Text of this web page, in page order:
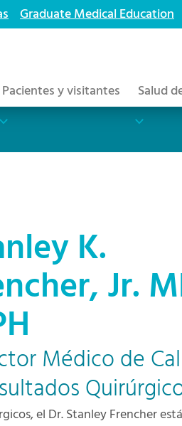
Pacientes y visitantes Salud
Graduate Medical Education
K.
Jr.
Médico de
el Dr. Stanley Frencher